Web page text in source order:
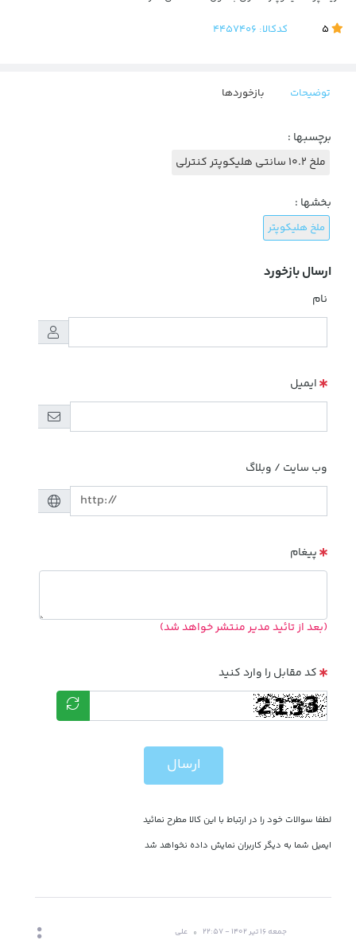
کدکالا: 4457406
توضیحات بازخوردها
برچسبها :
ملخ 10.2 سانتی هلیکوپتر کنترلی
بخشها :
ملخ هلیکوپتر
ارسال بازخورد
نام
ایمیل
وب سایت / وبلاگ
پیغام
(بعد از تائید مدیر منتشر خواهد شد)
کد مقابل را وارد کنید
ارسال
لطفا سوالات خود را در ارتباط با این کالا مطرح نمائید
ایمیل شما به دیگر کاربران نمایش داده نخواهد شد
جمعه 16 تیر 1402 - 22:57 علی